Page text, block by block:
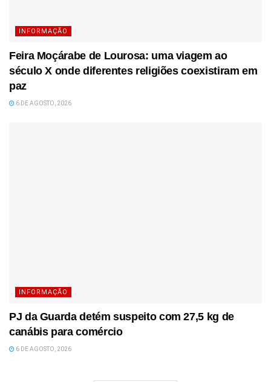
INFORMAÇÃO
Feira Moçárabe de Lourosa: uma viagem ao
século X onde diferentes religiões coexistiram em
paz
6 DE AGOSTO, 2026
INFORMAÇÃO
PJ da Guarda detém suspeito com 27,5 kg de
canábis para comércio
6 DE AGOSTO, 2026